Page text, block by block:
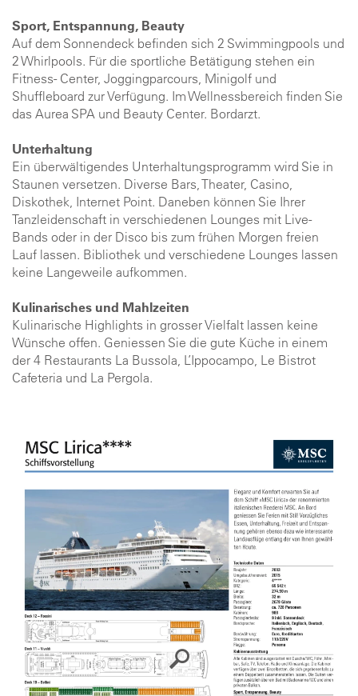
Sport, Entspannung, Beauty
Auf dem Sonnendeck befinden sich 2 Swimmingpools und
2 Whirlpools. Für die sportliche Betätigung stehen ein
Fitness- Center, Joggingparcours, Minigolf und
Shuffleboard zur Verfügung. Im Wellnessbereich finden Sie
das Aurea SPA und Beauty Center. Bordarzt.
Unterhaltung
Ein überwältigendes Unterhaltungsprogramm wird Sie in
Staunen versetzen. Diverse Bars, Theater, Casino,
Diskothek, Internet Point. Daneben können Sie Ihrer
Tanzleidenschaft in verschiedenen Lounges mit Live-
Bands oder in der Disco bis zum frühen Morgen freien
Lauf lassen. Bibliothek und verschiedene Lounges lassen
keine Langeweile aufkommen.
Kulinarisches und Mahlzeiten
Kulinarische Highlights in grosser Vielfalt lassen keine
Wünsche offen. Geniessen Sie die gute Küche in einem
der 4 Restaurants La Bussola, L’Ippocampo, Le Bistrot
Cafeteria und La Pergola.